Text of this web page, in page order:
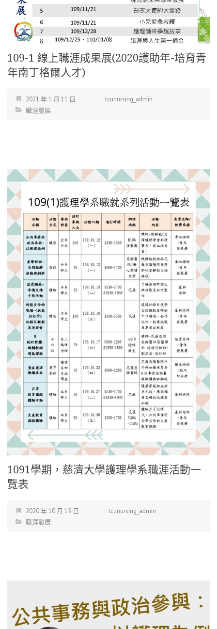
109-1 線上職涯成果展(2020護助年-培育青
年南丁格爾人才)
2021 年 1 月 11 日
tcunursing_admin
職涯發展
1091學期，慈濟大學護理學系職涯活動一
覽表
2020 年 10 月 15 日
tcunursing_admin
職涯發展